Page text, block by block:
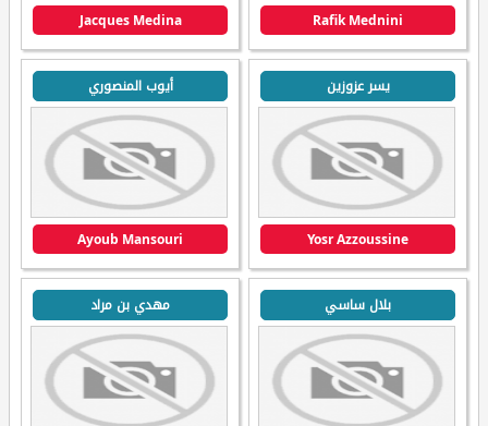
Rafik Mednini
Jacques Medina
يسر عزوزين
Yosr Azzoussine
أيوب المنصوري
Ayoub Mansouri
بلال ساسي مهدي بن مراد